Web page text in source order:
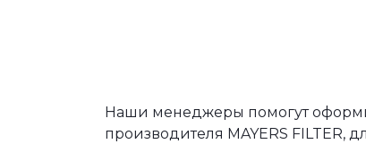
Наши менеджеры помогут
производителя MAYERS FILTER,